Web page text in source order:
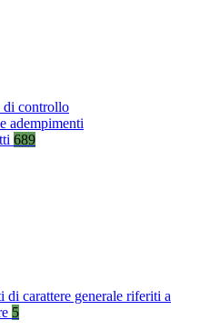
di controllo
adempimenti
689
di carattere generale riferiti a
5